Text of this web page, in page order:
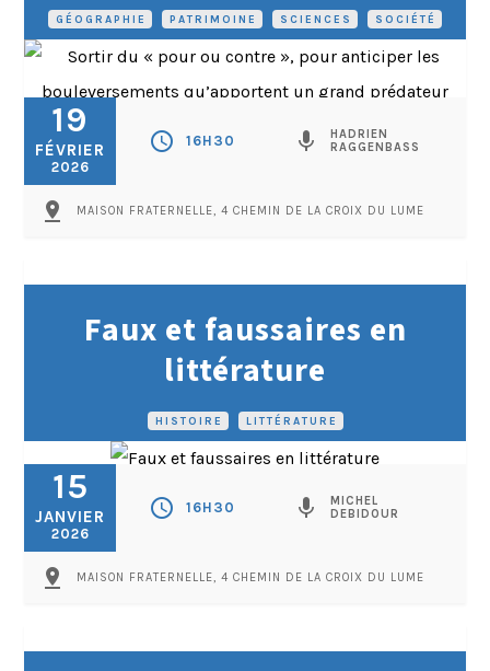
GÉOGRAPHIE PATRIMOINE SCIENCES SOCIÉTÉ
19
FÉVRIER
2026
schedule 16H30 mic
HADRIEN
RAGGENBASS
pin_drop MAISON FRATERNELLE, 4 CHEMIN DE LA CROIX DU LUME
HISTOIRE LITTÉRATURE
Faux et faussaires en
littérature
15
JANVIER
2026
schedule 16H30 mic
MICHEL
DEBIDOUR
pin_drop MAISON FRATERNELLE, 4 CHEMIN DE LA CROIX DU LUME